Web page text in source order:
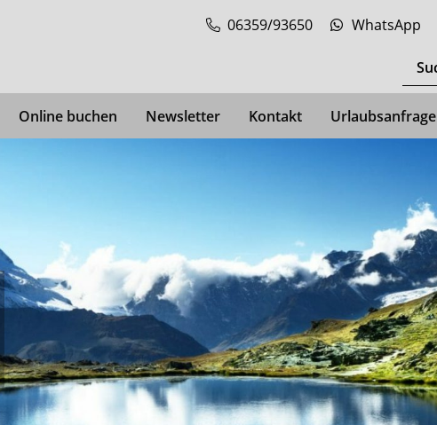
06359/93650 WhatsApp
Online buchen Newsletter Kontakt Urlaubsanfrage